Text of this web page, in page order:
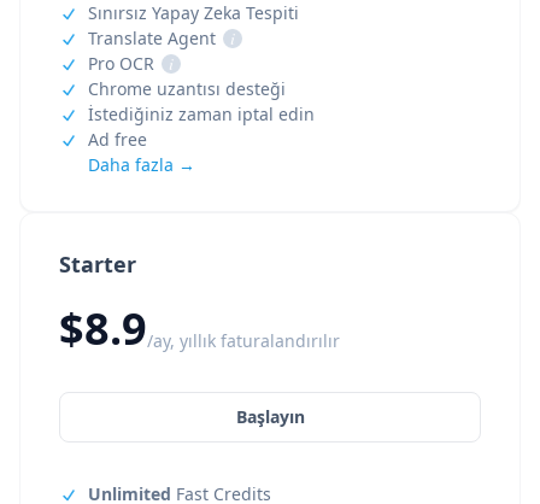
Starter
$8.9/ay, yıllık faturalandırılır
Başlayın
Unlimited Fast Credits
Sınırsız Yapay Zeka Tespiti
Translate Agent
i
Pro OCR
i
Chrome uzantısı desteği
İstediğiniz zaman iptal edin
Ad free
Daha fazla →